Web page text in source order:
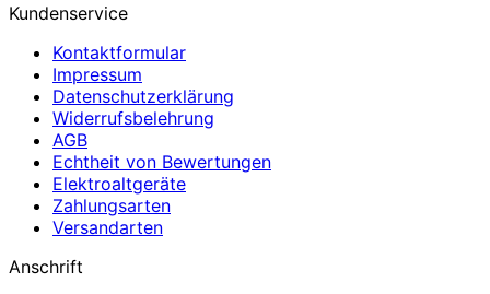
Kundenservice
Kontaktformular
Impressum
Datenschutzerklärung
Widerrufsbelehrung
AGB
Echtheit von Bewertungen
Elektroaltgeräte
Zahlungsarten
Versandarten
Anschrift